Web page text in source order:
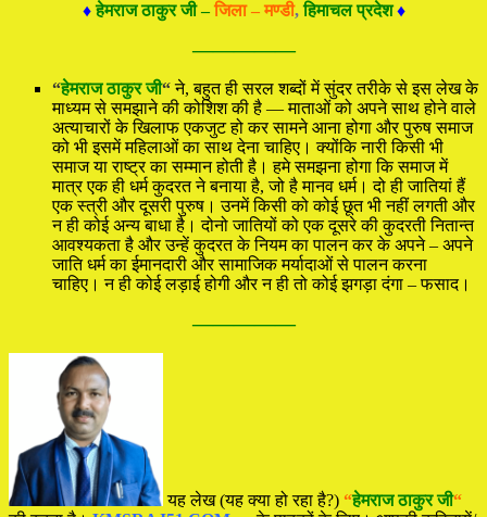
♦हेमराज ठाकुर जी –जिला – मण्डी, हिमाचल प्रदेश ♦
—————
“हेमराज ठाकुर जी“ने, बहुत ही सरल शब्दों में सुंदर तरीके से इस लेख के
माध्यम से समझाने की कोशिश की है — माताओं को अपने साथ होने वाले
अत्याचारों के खिलाफ एकजुट हो कर सामने आना होगा और पुरुष समाज
को भी इसमें महिलाओं का साथ देना चाहिए। क्योंकि नारी किसी भी
समाज या राष्ट्र का सम्मान होती है। हमे समझना होगा कि समाज में
मात्र एक ही धर्म कुदरत ने बनाया है, जो है मानव धर्म। दो ही जातियां हैं
एक स्त्री और दूसरी पुरुष। उनमें किसी को कोई छूत भी नहीं लगती और
न ही कोई अन्य बाधा है। दोनो जातियों को एक दूसरे की कुदरती नितान्त
आवश्यकता है और उन्हें कुदरत के नियम का पालन कर के अपने – अपने
जाति धर्म का ईमानदारी और सामाजिक मर्यादाओं से पालन करना
चाहिए। न ही कोई लड़ाई होगी और न ही तो कोई झगड़ा दंगा – फसाद।
—————
यह लेख (यह क्या हो रहा है?) “हेमराज ठाकुर जी“